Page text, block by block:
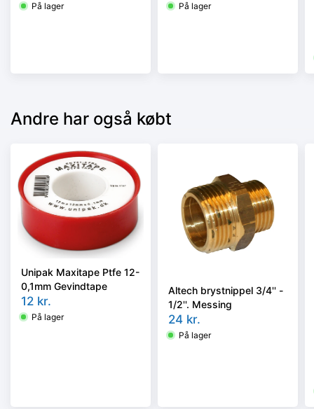
På lager På lager
Andre har også købt
Unipak Maxitape Ptfe 12-
0,1mm Gevindtape
12 kr.
På lager
Altech brystnippel 3/4'' -
1/2''. Messing
24 kr.
På lager